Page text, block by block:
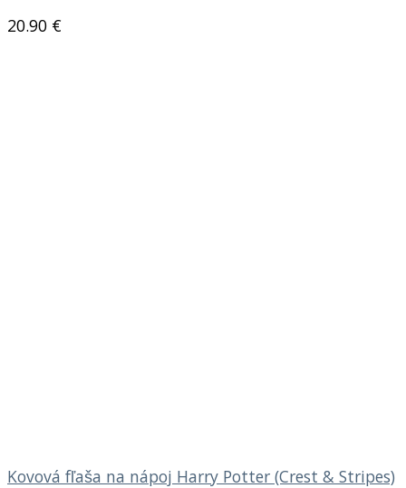
20.90 €
Kovová fľaša na nápoj Harry Potter (Crest & Stripes)